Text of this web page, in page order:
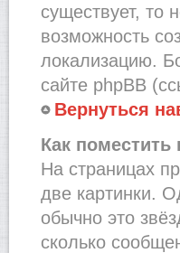
существует, то
возможность
локализацию.
сайте phpBB
Вернуться
Как
На страницах
две картинки.
обычно это
сколько